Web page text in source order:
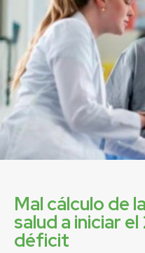
Mal cálculo de
salud a iniciar
déficit